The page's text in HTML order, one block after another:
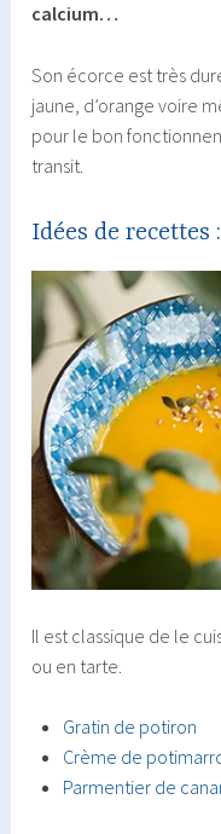
calcium…
Son écorce est très
jaune, d’orange voire
pour le bon
transit.
Idées de recettes :
Il est classique de le
ou en tarte.
Gratin de potiron
Crème de
Parmentier de